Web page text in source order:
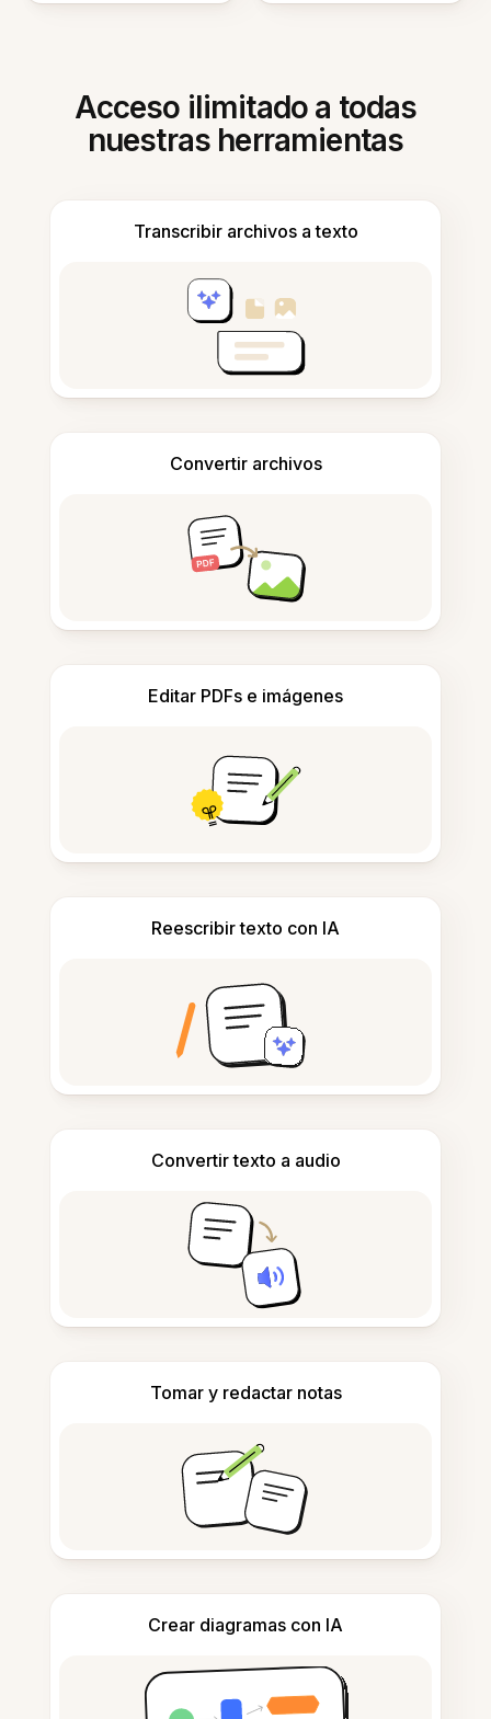
Acceso ilimitado a todas
nuestras herramientas
Transcribir archivos a texto
Convertir archivos
Editar PDFs e imágenes
Reescribir texto con IA
Convertir texto a audio
Tomar y redactar notas
Crear diagramas con IA